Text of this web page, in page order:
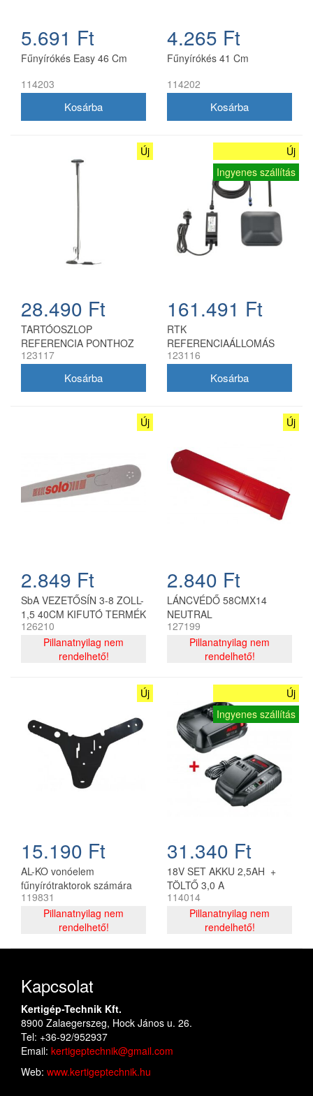
5.691 Ft
Fűnyírókés Easy 46 Cm
114203
4.265 Ft
Fűnyírókés 41 Cm
114202
Új
28.490 Ft
TARTÓOSZLOP
REFERENCIA PONTHOZ
123117
Új
Ingyenes szállítás
161.491 Ft
RTK
REFERENCIAÁLLOMÁS
123116
Új
2.849 Ft
SbA VEZETŐSÍN 3-8 ZOLL-
1,5 40CM KIFUTÓ TERMÉK
126210
Pillanatnyilag nem
rendelhető!
Új
2.840 Ft
LÁNCVÉDŐ 58CMX14
NEUTRAL
127199
Pillanatnyilag nem
rendelhető!
Új
15.190 Ft
AL-KO vonóelem
fűnyírótraktorok számára
119831
Pillanatnyilag nem
rendelhető!
Új
Ingyenes szállítás
31.340 Ft
18V SET AKKU 2,5AH +
TÖLTŐ 3,0 A
114014
Pillanatnyilag nem
rendelhető!
Kapcsolat
Kertigép-Technik Kft.
8900 Zalaegerszeg, Hock János u. 26.
Tel: +36-92/952937
Email: kertigeptechnik@gmail.com
Web: www.kertigeptechnik.hu